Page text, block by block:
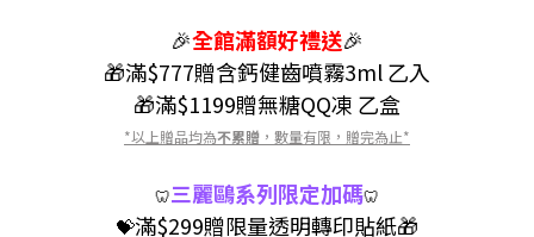
🎉全館滿額好禮送🎉
🎁滿$777贈含鈣健齒噴霧3ml 乙入
🎁滿$1199贈無糖QQ凍 乙盒
*以上贈品均為不累贈 ，數量有限，贈完為止*
🦷三麗鷗系列限定加碼🦷
💝滿$299贈限量透明轉印貼紙🎁